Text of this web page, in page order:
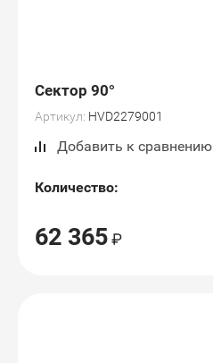
Сектор 90°
Артикул: HVD2279001
Добавить к сравнению
Количество:
62 365